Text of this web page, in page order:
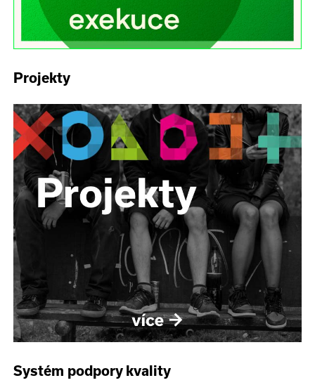
Projekty
Systém podpory kvality